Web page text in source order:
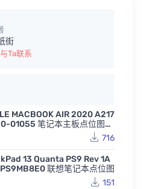
街
与Ta联系
MACBOOK AIR 2020 A217
01055 笔记本主板点位图B
716
13 Quanta PS9 Rev 1A
联想笔记本点位图
151